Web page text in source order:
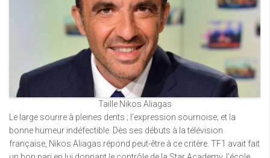
Taille Nikos Aliagas
Le large sourire à pleines dents ; l’expression sournoise; et la
bonne humeur indéfectible. Dès ses débuts à la télévision
française, Nikos Aliagas répond peut-être à ce critère. TF1 avait fait